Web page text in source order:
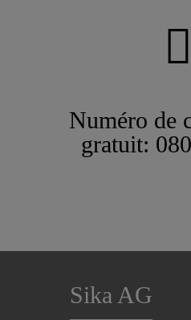
Numéro de
gratuit:
Sika AG